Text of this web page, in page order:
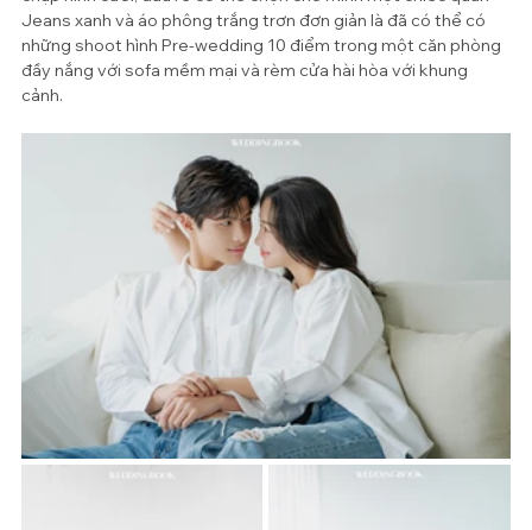
Jeans xanh và áo phông trắng trơn đơn giản là đã có thể có
những shoot hình Pre-wedding 10 điểm trong một căn phòng
đầy nắng với sofa mềm mại và rèm cửa hài hòa với khung
cảnh.